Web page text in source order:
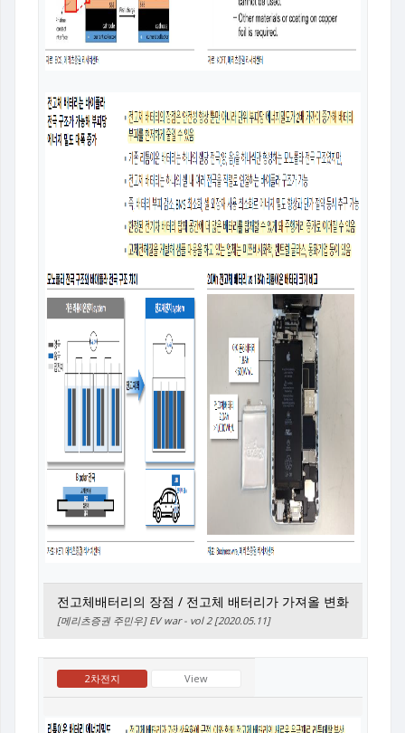
전고체배터리의 장점 / 전고체 배터리가 가져올 변화
[메리츠증권 주민우] EV war - vol 2 [2020.05.11]
2차전지 View